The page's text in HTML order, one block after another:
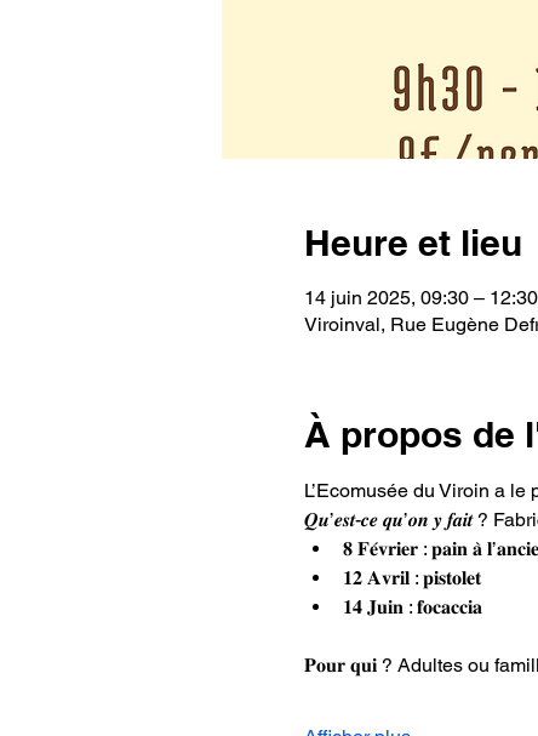
Heure et lieu
14 juin 2025, 09:30 – 12:30
Viroinval, Rue Eugène
À propos de
L’Ecomusée du Viroin a
𝑸𝒖’𝒆𝒔𝒕-𝒄𝒆 𝒒𝒖’𝒐𝒏 𝒚 𝒇𝒂𝒊𝒕 ?
𝟖 𝐅𝐞́𝐯𝐫𝐢𝐞𝐫 : 𝐩𝐚𝐢𝐧 𝐚̀
𝟏𝟐 𝐀𝐯𝐫𝐢𝐥 : 𝐩𝐢𝐬𝐭𝐨𝐥𝐞𝐭
𝟏𝟒 𝐉𝐮𝐢𝐧 : 𝐟𝐨𝐜𝐚𝐜𝐜𝐢𝐚
𝐏𝐨𝐮𝐫 𝐪𝐮𝐢 ? Adultes ou